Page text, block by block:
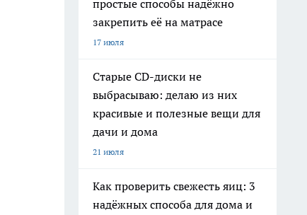
простые способы надёжно
закрепить её на матрасе
17 июля
Старые CD-диски не
выбрасываю: делаю из них
красивые и полезные вещи для
дачи и дома
21 июля
Как проверить свежесть яиц: 3
надёжных способа для дома и